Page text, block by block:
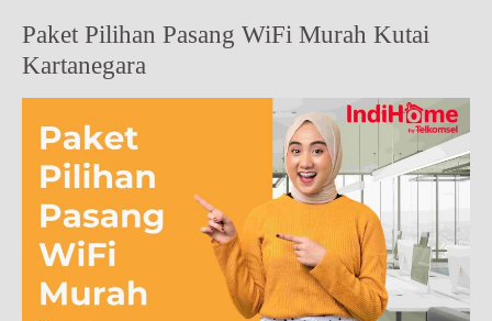
Paket Pilihan Pasang WiFi Murah Kutai
Kartanegara